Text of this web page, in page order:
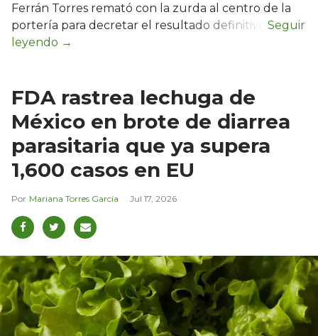
Ferrán Torres remató con la zurda al centro de la
portería para decretar el resultado definitivo.
FDA rastrea lechuga de
México en brote de diarrea
parasitaria que ya supera
1,600 casos en EU
Mariana Torres García Jul 17, 2026